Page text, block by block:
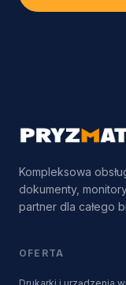
Kompleksowa
dokumenty,
partner dla całego
OFERTA